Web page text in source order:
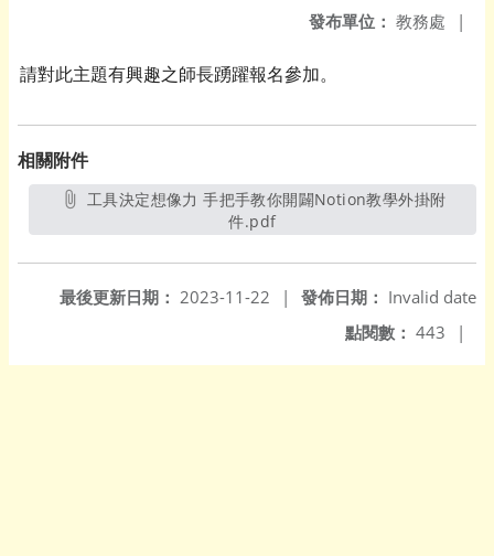
發布單位： 教務處 |
請對此主題有興趣之師長踴躍報名參加。
相關附件
件.pdf另開新視窗
發佈日期： Invalid date
最後更新日期： 2023-11-22
|
點閱數： 443 |